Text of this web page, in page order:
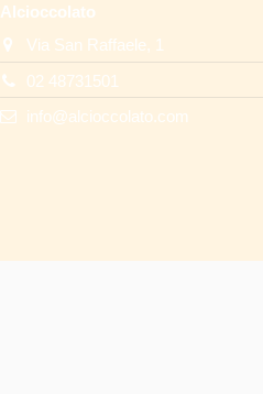
Alcioccolato
Via San Raffaele, 1
02 48731501
info@alcioccolato.com